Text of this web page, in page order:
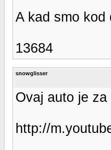
A kad smo kod
13684
snowglisser
Ovaj auto je
http://